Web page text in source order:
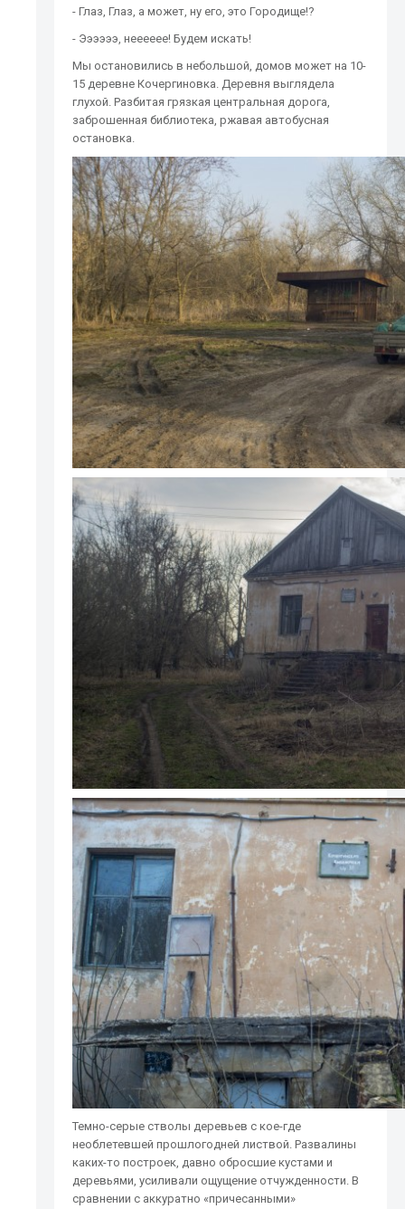
- Глаз, Глаз, а может, ну его, это Городище!?
- Ээээээ, нееееее! Будем искать!
Мы остановились в небольшой, домов может на 10-
15 деревне Кочергиновка. Деревня выглядела
глухой. Разбитая грязкая центральная дорога,
заброшенная библиотека, ржавая автобусная
остановка.
Темно-серые стволы деревьев с кое-где
необлетевшей прошлогодней листвой. Развалины
каких-то построек, давно обросшие кустами и
деревьями, усиливали ощущение отчужденности. В
сравнении с аккуратно «причесанными»